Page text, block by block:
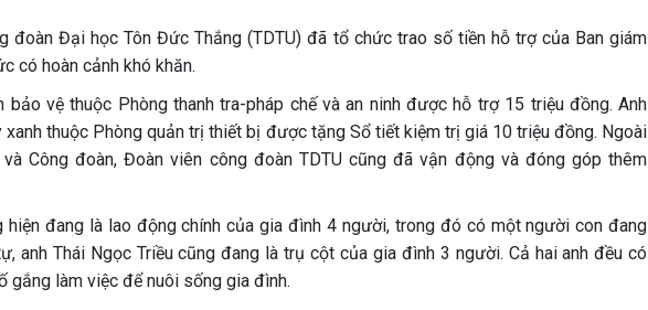
đoàn Đại học Tôn Đức Thắng (TDTU) đã tổ chức trao số tiền hỗ trợ của Ban giám
có hoàn cảnh khó khăn.
bảo vệ thuộc Phòng thanh tra-pháp chế và an ninh được hỗ trợ 15 triệu đồng. Anh
xanh thuộc Phòng quản trị thiết bị được tặng Sổ tiết kiệm trị giá 10 triệu đồng. Ngoài
Công đoàn, Đoàn viên công đoàn TDTU cũng đã vận động và đóng góp thêm
hiện đang là lao động chính của gia đình 4 người, trong đó có một người con đang
anh Thái Ngọc Triều cũng đang là trụ cột của gia đình 3 người. Cả hai anh đều có
gắng làm việc để nuôi sống gia đình.